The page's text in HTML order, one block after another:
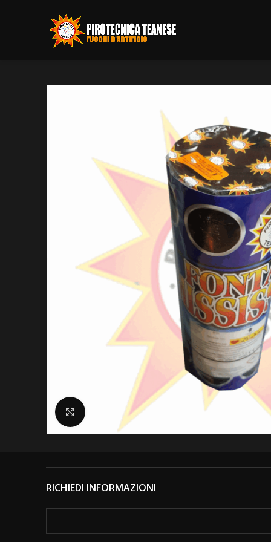
Clicca per ingrandire
RICHIEDI INFORMAZIONI